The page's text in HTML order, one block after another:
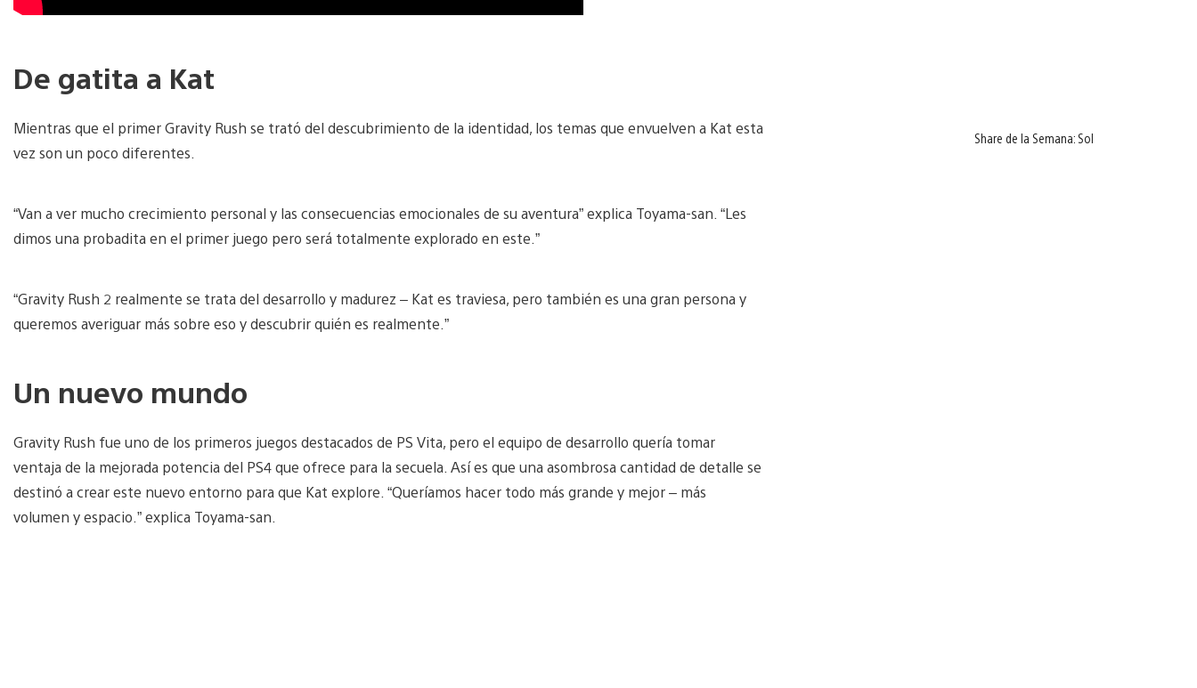
De gatita a Kat
Mientras que el primer Gravity Rush se trató del descubrimiento de la identidad, los temas que envuelven a Kat esta
vez son un poco diferentes.
“Van a ver mucho crecimiento personal y las consecuencias emocionales de su aventura” explica Toyama-san. “Les
dimos una probadita en el primer juego pero será totalmente explorado en este.”
“Gravity Rush 2 realmente se trata del desarrollo y madurez – Kat es traviesa, pero también es una gran persona y
queremos averiguar más sobre eso y descubrir quién es realmente.”
Un nuevo mundo
Gravity Rush fue uno de los primeros juegos destacados de PS Vita, pero el equipo de desarrollo quería tomar
ventaja de la mejorada potencia del PS4 que ofrece para la secuela. Así es que una asombrosa cantidad de detalle se
destinó a crear este nuevo entorno para que Kat explore. “Queríamos hacer todo más grande y mejor – más
volumen y espacio.” explica Toyama-san.
Share de la Semana: Sol